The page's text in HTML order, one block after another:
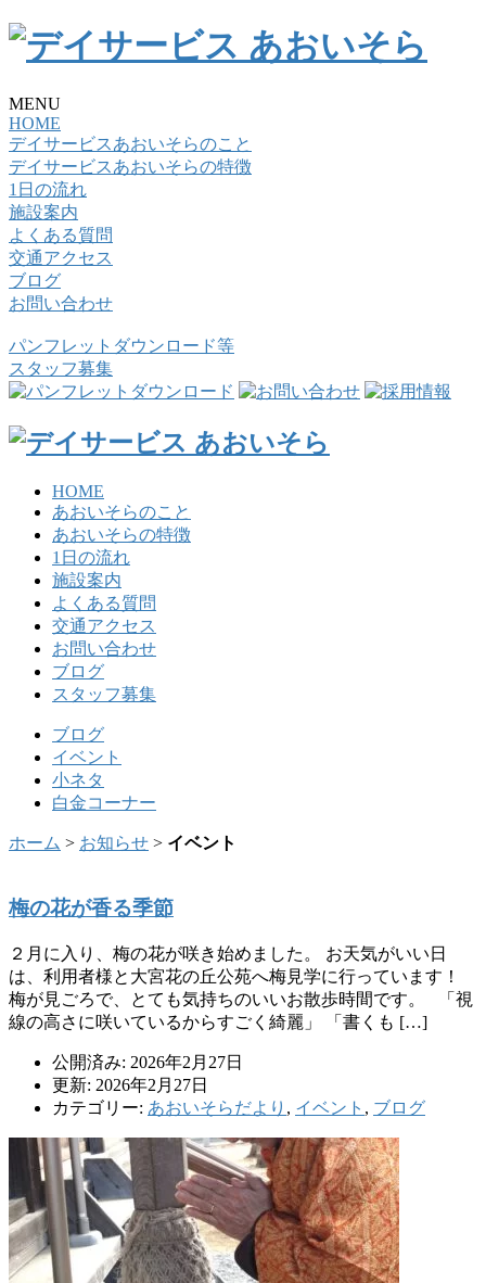
MENU
HOME
デイサービスあおいそらのこと
デイサービスあおいそらの特徴
1日の流れ
施設案内
よくある質問
交通アクセス
ブログ
お問い合わせ
パンフレットダウンロード等
スタッフ募集
HOME
あおいそらのこと
あおいそらの特徴
1日の流れ
施設案内
よくある質問
交通アクセス
お問い合わせ
ブログ
スタッフ募集
ブログ
イベント
小ネタ
白金コーナー
ホーム > お知らせ > イベント
梅の花が香る季節
２月に入り、梅の花が咲き始めました。 お天気がいい日
は、利用者様と大宮花の丘公苑へ梅見学に行っています！
梅が見ごろで、とても気持ちのいいお散歩時間です。 「視
線の高さに咲いているからすごく綺麗」 「書くも […]
公開済み: 2026年2月27日
更新: 2026年2月27日
カテゴリー: あおいそらだより , イベント , ブログ